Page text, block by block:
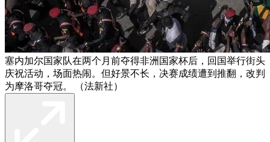
塞内加尔国家队在两个月前夺得非洲国家杯后，回国举行街头
庆祝活动，场面热闹。但好景不长，决赛成绩遭到推翻，改判
为摩洛哥夺冠。 （法新社）